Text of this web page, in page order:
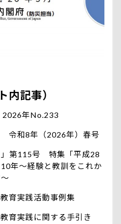
内記事）
2026年No.233
令和8年（2026年）春号
」第115号 特集「平成28
年〜経験と教訓をこれか
育実践活動事例集
育実践に関する手引き